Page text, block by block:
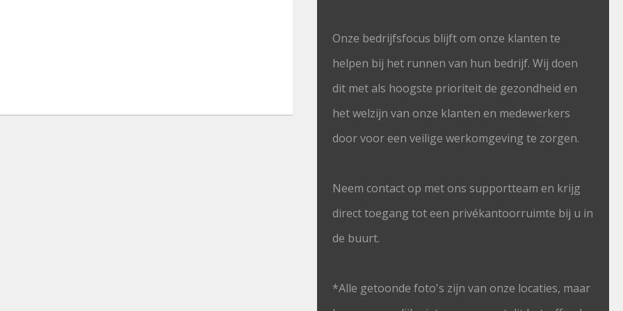
Onze bedrijfsfocus blijft om onze klanten te
helpen bij het runnen van hun bedrijf. Wij doen
dit met als hoogste prioriteit de gezondheid en
het welzijn van onze klanten en medewerkers
door voor een veilige werkomgeving te zorgen.
Neem contact op met ons supportteam en krijg
direct toegang tot een privékantoorruimte bij u in
de buurt.
*Alle getoonde foto's zijn van onze locaties, maar